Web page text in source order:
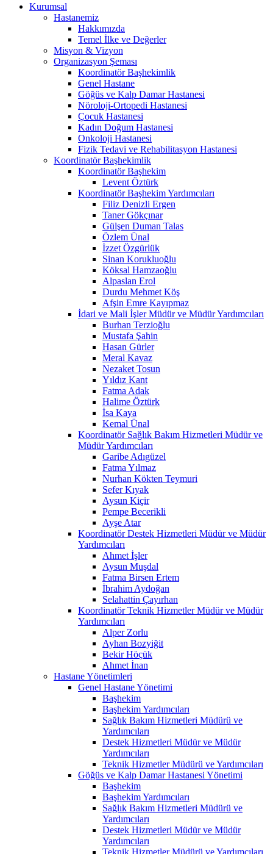
Kurumsal
Hastanemiz
Hakkımızda
Temel İlke ve Değerler
Misyon & Vizyon
Organizasyon Şeması
Koordinatör Başhekimlik
Genel Hastane
Göğüs ve Kalp Damar Hastanesi
Nöroloji-Ortopedi Hastanesi
Çocuk Hastanesi
Kadın Doğum Hastanesi
Onkoloji Hastanesi
Fizik Tedavi ve Rehabilitasyon Hastanesi
Koordinatör Başhekimlik
Koordinatör Başhekim
Levent Öztürk
Koordinatör Başhekim Yardımcıları
Filiz Denizli Ergen
Taner Gökçınar
Gülşen Duman Talas
Özlem Ünal
İzzet Özgürlük
Sinan Korukluoğlu
Köksal Hamzaoğlu
Alpaslan Erol
Durdu Mehmet Köş
Afşin Emre Kayıpmaz
İdari ve Mali İşler Müdür ve Müdür Yardımcıları
Burhan Terzioğlu
Mustafa Şahin
Hasan Gürler
Meral Kavaz
Nezaket Tosun
Yıldız Kant
Fatma Adak
Halime Öztürk
İsa Kaya
Kemal Ünal
Koordinatör Sağlık Bakım Hizmetleri Müdür ve
Müdür Yardımcıları
Garibe Adıgüzel
Fatma Yılmaz
Nurhan Kökten Teymuri
Sefer Kıyak
Aysun Kiçir
Pempe Becerikli
Ayşe Atar
Koordinatör Destek Hizmetleri Müdür ve Müdür
Yardımcıları
Ahmet İşler
Aysun Muşdal
Fatma Birsen Ertem
İbrahim Aydoğan
Selahattin Çayırhan
Koordinatör Teknik Hizmetler Müdür ve Müdür
Yardımcıları
Alper Zorlu
Ayhan Bozyiğit
Bekir Höçük
Ahmet İnan
Hastane Yönetimleri
Genel Hastane Yönetimi
Başhekim
Başhekim Yardımcıları
Sağlık Bakım Hizmetleri Müdürü ve
Yardımcıları
Destek Hizmetleri Müdür ve Müdür
Yardımcıları
Teknik Hizmetler Müdürü ve Yardımcıları
Göğüs ve Kalp Damar Hastanesi Yönetimi
Başhekim
Başhekim Yardımcıları
Sağlık Bakım Hizmetleri Müdürü ve
Yardımcıları
Destek Hizmetleri Müdür ve Müdür
Yardımcıları
Teknik Hizmetler Müdürü ve Yardımcıları